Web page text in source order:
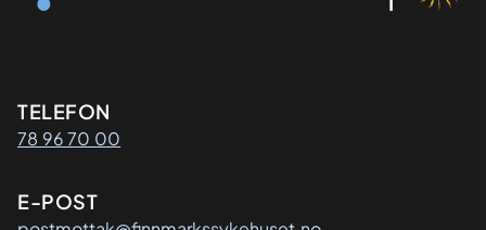
Kontaktinformasjon
TELEFON
78 96 70 00
E-POST